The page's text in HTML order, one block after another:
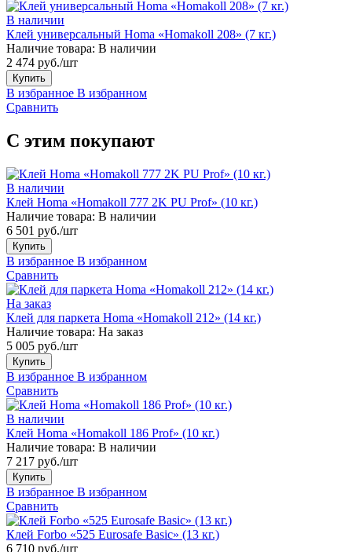
В наличии
Клей универсальный Homa «Homakoll 208» (7 кг.)
Наличие товара: В наличии
2 474 руб./шт
Купить
В избранное В избранном
Сравнить
С этим покупают
В наличии
Клей Homa «Homakoll 777 2K PU Prof» (10 кг.)
Наличие товара: В наличии
6 501 руб./шт
Купить
В избранное В избранном
Сравнить
На заказ
Клей для паркета Homa «Homakoll 212» (14 кг.)
Наличие товара: На заказ
5 005 руб./шт
Купить
В избранное В избранном
Сравнить
В наличии
Клей Homa «Homakoll 186 Prof» (10 кг.)
Наличие товара: В наличии
7 217 руб./шт
Купить
В избранное В избранном
Сравнить
Клей Forbo «525 Eurosafe Basic» (13 кг.)
6 710 руб./шт